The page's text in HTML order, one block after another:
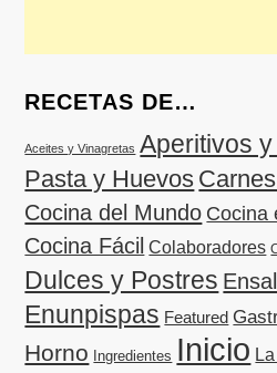
RECETAS DE…
Aceites y Vinagretas Aperitivos
Pasta y Huevos
Cocina del Mundo Cocina
Cocina Fácil Colaboradores
Dulces y Postres
Enunpispas Featured
Horno Ingredientes Inicio